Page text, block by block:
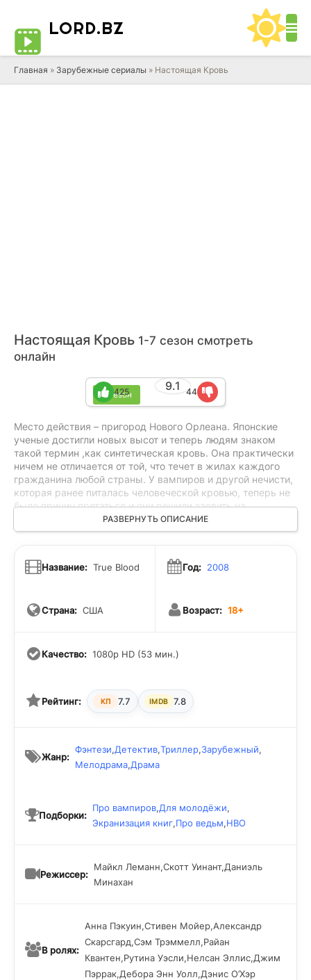
LORD.BZ
Главная » Зарубежные сериалы » Настоящая Кровь
Настоящая Кровь 1-7 сезон смотреть
онлайн
7 сезон
9.1
425 44
Место действия – пригород Нового Орлеана. Японские
ученые достигли новых высот и теперь людям знаком
такой термин ,как синтетическая кровь. Она практически
ничем не отличается от той, что течет в жилах каждого
гражданина любой страны. У вампиров и другой нечисти,
которая ранее питалась человеческой кровью, теперь не
было причин прятаться и они решили заявить на
официальное право существовать . Открылось много
баров, где такие существа могли бы подкрепиться
неудобств. В одном из таких баров и работает наша
главная героиня Сьюки. Обычная на первый взгляд
РАЗВЕРНУТЬ ОПИСАНИЕ
Название: True Blood
Страна: США
Год: 2008
Возраст: 18+
Качество: 1080p HD (53 мин.)
Рейтинг: КП 7.7 IMDB 7.8
Жанр:
Фэнтези,Детектив,Триллер,Зарубежный,
Мелодрама,Драма
Подборки:
Про вампиров,Для молодёжи,
Экранизация книг,Про ведьм,HBO
Режиссер:
Майкл Леманн,Скотт Уинант,Даниэль
Минахан
В ролях:
Анна Пэкуин,Стивен Мойер,Александр
Скарсгард,Сэм Трэммелл,Райан
Квантен,Рутина Уэсли,Нелсан Эллис,Джим
Пэррак,Дебора Энн Уолл,Дэнис О’Хэр